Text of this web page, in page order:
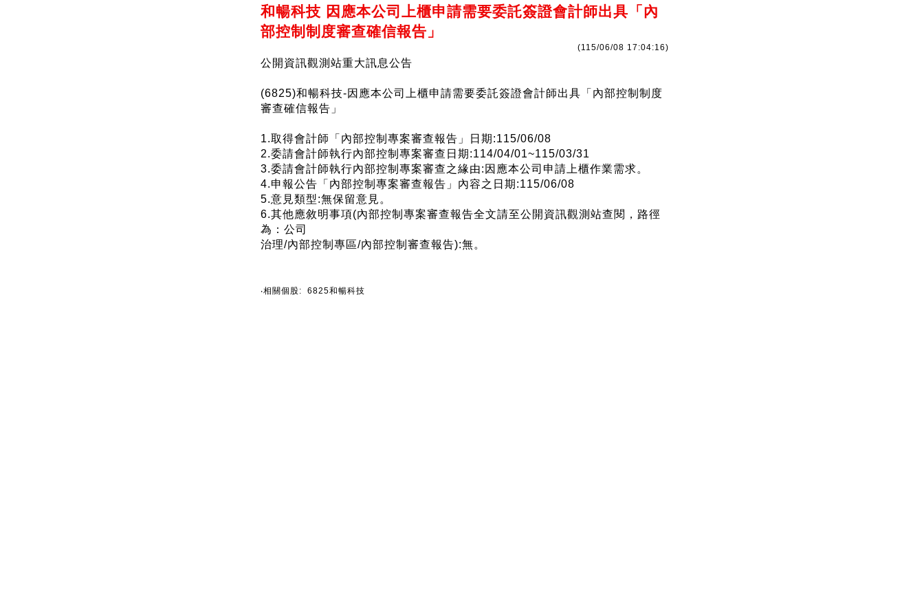
和暢科技 因應本公司上櫃申請需要委託簽證會計師出具「內
部控制制度審查確信報告」
(115/06/08 17:04:16)
公開資訊觀測站重大訊息公告
(6825)和暢科技-因應本公司上櫃申請需要委託簽證會計師出具「內部控制制度
審查確信報告」
1.取得會計師「內部控制專案審查報告」日期:115/06/08
2.委請會計師執行內部控制專案審查日期:114/04/01~115/03/31
3.委請會計師執行內部控制專案審查之緣由:因應本公司申請上櫃作業需求。
4.申報公告「內部控制專案審查報告」內容之日期:115/06/08
5.意見類型:無保留意見。
6.其他應敘明事項(內部控制專案審查報告全文請至公開資訊觀測站查閱，路徑
為：公司
治理/內部控制專區/內部控制審查報告):無。
‧相關個股: 6825和暢科技